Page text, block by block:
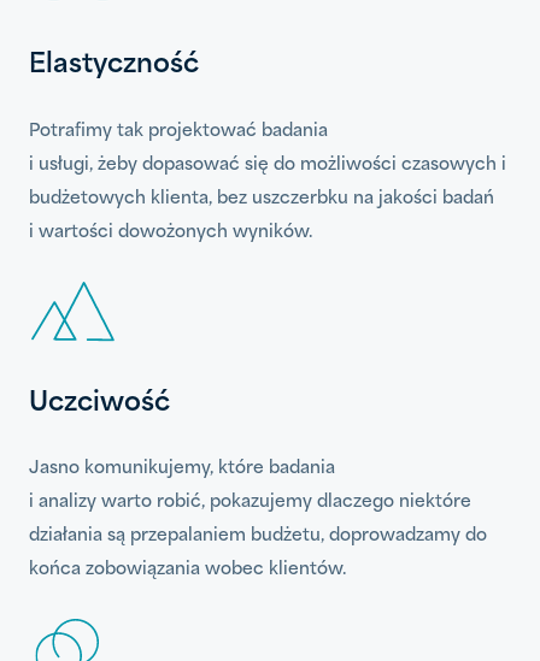
Elastyczność
Potrafimy tak projektować badania
i usługi, żeby dopasować się do możliwości czasowych i
budżetowych klienta, bez uszczerbku na jakości badań
i wartości dowożonych wyników.
Uczciwość
Jasno komunikujemy, które badania
i analizy warto robić, pokazujemy dlaczego niektóre
działania są przepalaniem budżetu, doprowadzamy do
końca zobowiązania wobec klientów.